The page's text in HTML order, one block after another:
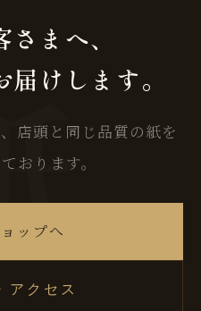
まへ、
けします。
店頭と同じ品質の紙を
おります。
ップへ
アクセス